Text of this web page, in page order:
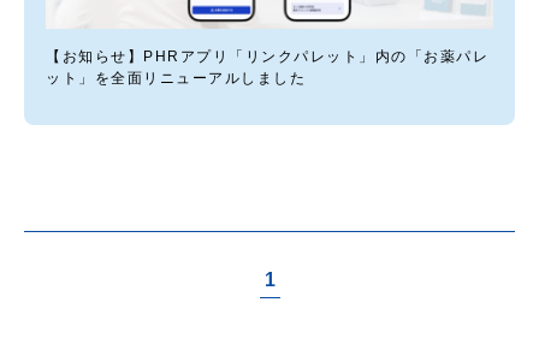
【お知らせ】PHRアプリ「リンクパレット」内の「お薬パレ
ット」を全面リニューアルしました
1